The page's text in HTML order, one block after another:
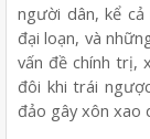
người dân, kể
đại loạn, và
vấn đề chính trị,
đôi khi trái
đảo gây xôn xao